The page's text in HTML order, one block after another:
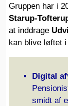
Gruppen har i
Starup-
at inddrage
kan blive løftet
Digital
smidt af